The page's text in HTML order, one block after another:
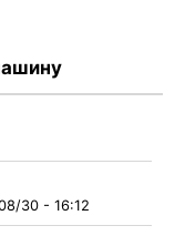
30 - 16:12